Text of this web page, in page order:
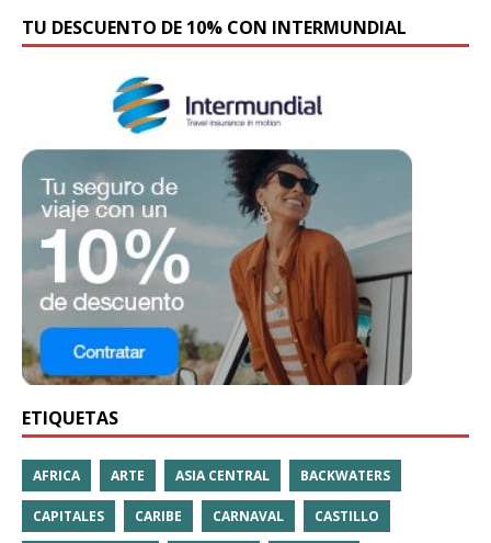
TU DESCUENTO DE 10% CON INTERMUNDIAL
ETIQUETAS
AFRICA ARTE ASIA CENTRAL BACKWATERS
CAPITALES CARIBE CARNAVAL CASTILLO